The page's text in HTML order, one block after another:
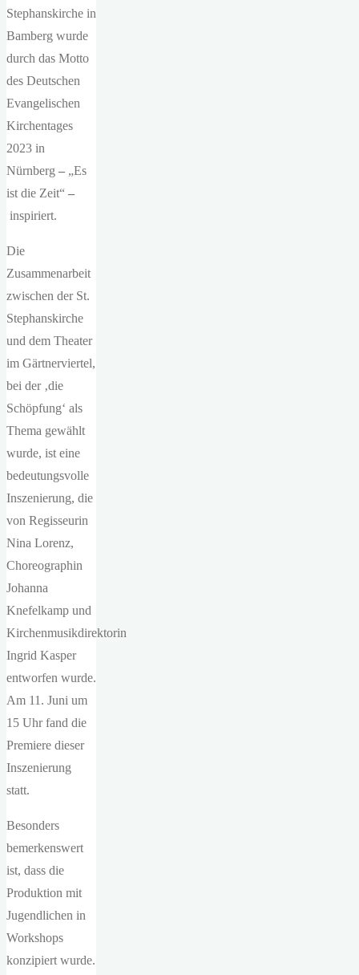
Stephanskirche in
Bamberg wurde
durch das Motto
des Deutschen
Evangelischen
Kirchentages
2023 in
Nürnberg – „Es
ist die Zeit“ –
inspiriert.
Die
Zusammenarbeit
zwischen der St.
Stephanskirche
und dem Theater
im Gärtnerviertel,
bei der ‚die
Schöpfung‘ als
Thema gewählt
wurde, ist eine
bedeutungsvolle
Inszenierung, die
von Regisseurin
Nina Lorenz,
Choreographin
Johanna
Knefelkamp und
Kirchenmusikdirektorin
Ingrid Kasper
entworfen wurde.
Am 11. Juni um
15 Uhr fand die
Premiere dieser
Inszenierung
statt.
Besonders
bemerkenswert
ist, dass die
Produktion mit
Jugendlichen in
Workshops
konzipiert wurde.